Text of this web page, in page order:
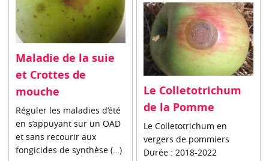
Maladie de la suie
et Crottes de
mouche
Réguler les maladies d’été
en s’appuyant sur un OAD
et sans recourir aux
fongicides de synthèse (…)
Le Colletotrichum
de la Pomme
Le Colletotrichum en
vergers de pommiers
Durée : 2018-2022